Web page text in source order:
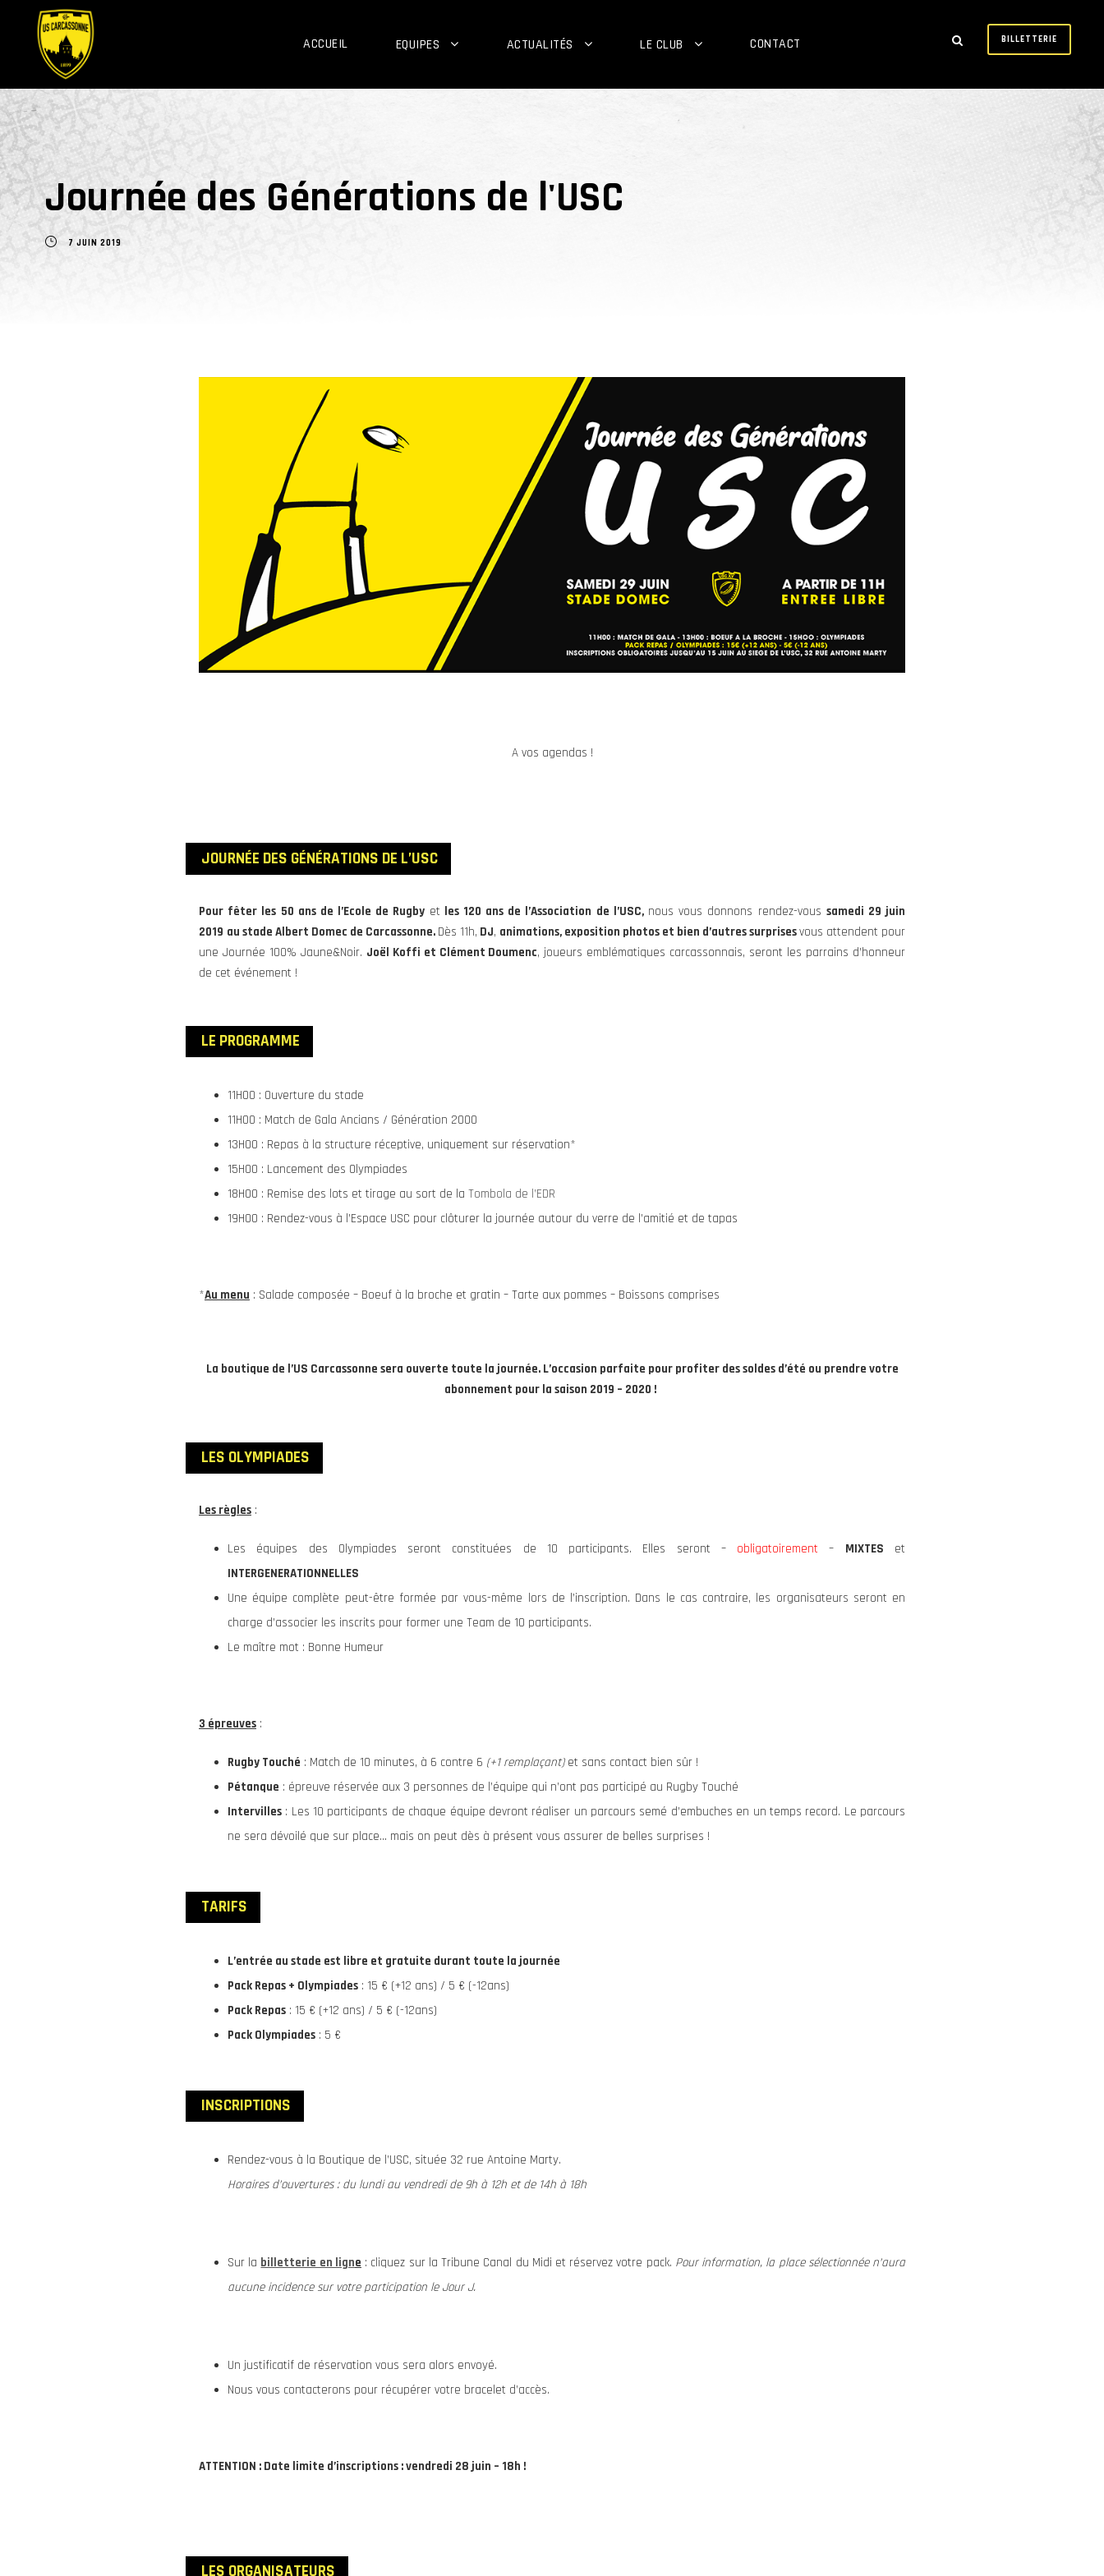
ACCUEIL EQUIPES ACTUALITÉS LE CLUB CONTACT BILLETTERIE
Journée des Générations de l'USC
7 JUIN 2019
A vos agendas !
JOURNÉE DES GÉNÉRATIONS DE L’USC
Pour fêter les 50 ans de l’Ecole de Rugby et les 120 ans de l’Association de l’USC, nous vous donnons rendez-vous samedi 29 juin
2019 au stade Albert Domec de Carcassonne. Dès 11h, DJ, animations, exposition photos et bien d’autres surprisesvous attendent pour
une Journée 100% Jaune&Noir. Joël Koffi et Clément Doumenc, joueurs emblématiques carcassonnais, seront les parrains d’honneur
de cet événement !
LE PROGRAMME
11H00 : Ouverture du stade
11H00 : Match de Gala Ancians / Génération 2000
13H00 : Repas à la structure réceptive, uniquement sur réservation*
15H00 : Lancement des Olympiades
18H00 : Remise des lots et tirage au sort de la Tombola de l’EDR
19H00 : Rendez-vous à l’Espace USC pour clôturer la journée autour du verre de l’amitié et de tapas
*Au menu : Salade composée – Boeuf à la broche et gratin – Tarte aux pommes – Boissons comprises
La boutique de l’US Carcassonne sera ouverte toute la journée. L’occasion parfaite pour profiter des soldes d’été ou prendre votre
abonnement pour la saison 2019 – 2020 !
LES OLYMPIADES
Les règles :
Les équipes des Olympiades seront constituées de 10 participants. Elles seront – obligatoirement – MIXTES et
INTERGENERATIONNELLES
Une équipe complète peut-être formée par vous-même lors de l’inscription. Dans le cas contraire, les organisateurs seront en
charge d’associer les inscrits pour former une Team de 10 participants.
Le maître mot : Bonne Humeur
3 épreuves :
Rugby Touché : Match de 10 minutes, à 6 contre 6 (+1 remplaçant)et sans contact bien sûr !
Pétanque : épreuve réservée aux 3 personnes de l’équipe qui n’ont pas participé au Rugby Touché
Intervilles : Les 10 participants de chaque équipe devront réaliser un parcours semé d’embuches en un temps record. Le parcours
ne sera dévoilé que sur place… mais on peut dès à présent vous assurer de belles surprises !
TARIFS
L’entrée au stade est libre et gratuite durant toute la journée
Pack Repas + Olympiades : 15 € (+12 ans) / 5 € (-12ans)
Pack Repas : 15 € (+12 ans) / 5 € (-12ans)
Pack Olympiades : 5 €
INSCRIPTIONS
Rendez-vous à la Boutique de l’USC, située 32 rue Antoine Marty.
Horaires d’ouvertures : du lundi au vendredi de 9h à 12h et de 14h à 18h
Sur la billetterie en ligne : cliquez sur la Tribune Canal du Midi et réservez votre pack. Pour information, la place sélectionnée n’aura
aucune incidence sur votre participation le Jour J.
Un justificatif de réservation vous sera alors envoyé.
Nous vous contacterons pour récupérer votre bracelet d’accès.
ATTENTION : Date limite d’inscriptions : vendredi 28 juin – 18h !